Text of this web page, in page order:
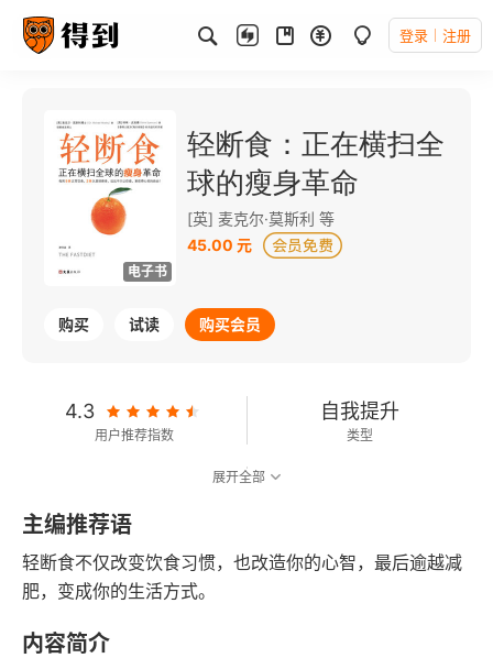
登录 注册
电子书
轻断食：正在横扫全
球的瘦身革命
[英] 麦克尔·莫斯利 等
45.00 元
购买 试读 购买会员
4.3
用户推荐指数
自我提升
类型
66千字
字数
2019-05-01
发行日期
展开全部
主编推荐语
轻断食不仅改变饮食习惯，也改造你的心智，最后逾越减
肥，变成你的生活方式。
内容简介